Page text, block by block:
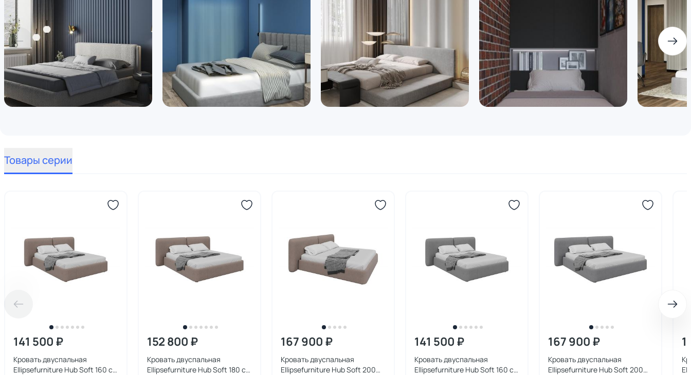
Товары серии
141 500 ₽
Кровать двуспальная
Ellipsefurniture Hub Soft 160 см
152 800 ₽
Кровать двуспальная
Ellipsefurniture Hub Soft 180 см
167 900 ₽
Кровать двуспальная
Ellipsefurniture Hub Soft 200
141 500 ₽
Кровать двуспальная
Ellipsefurniture Hub Soft 160 см
167 900 ₽
Кровать двуспальная
Ellipsefurniture Hub Soft 200